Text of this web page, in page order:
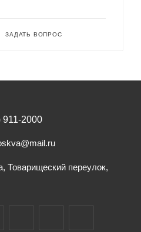
ЗАДАТЬ ВОПРОС
911-2000
Товарищеский переулок,